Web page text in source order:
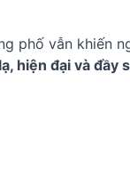
phố vẫn khiến
hiện đại và đầy